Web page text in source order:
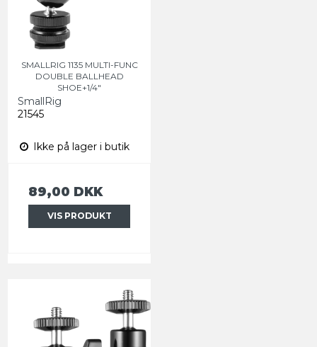
SMALLRIG 1135 MULTI-FUNC
DOUBLE BALLHEAD
SHOE+1/4"
SmallRig
21545
Ikke på lager i butik
89,00 DKK
VIS PRODUKT